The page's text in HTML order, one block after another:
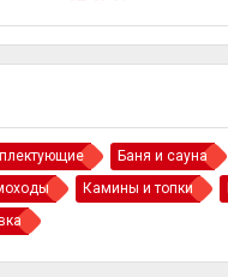
Баня и сауна
Камины и топки